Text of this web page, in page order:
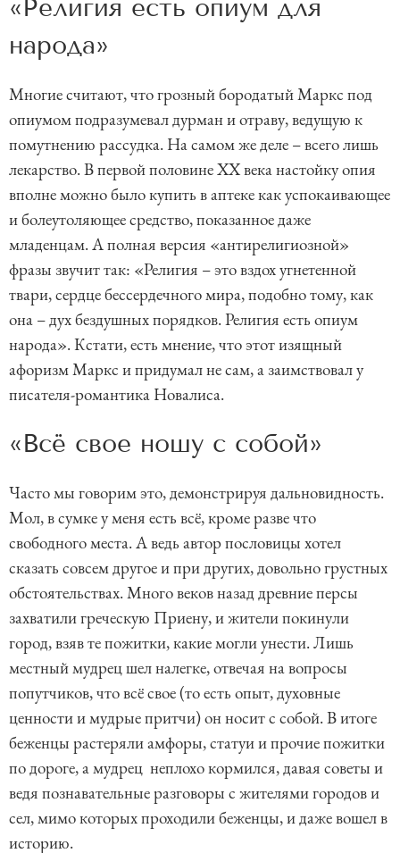
«Религия есть опиум для
народа»
Многие считают, что грозный бородатый Маркс под
опиумом подразумевал дурман и отраву, ведущую к
помутнению рассудка. На самом же деле – всего лишь
лекарство. В первой половине ХХ века настойку опия
вполне можно было купить в аптеке как успокаивающее
и болеутоляющее средство, показанное даже
младенцам. А полная версия «антирелигиозной»
фразы звучит так: «Религия – это вздох угнетенной
твари, сердце бессердечного мира, подобно тому, как
она – дух бездушных порядков. Религия есть опиум
народа». Кстати, есть мнение, что этот изящный
афоризм Маркс и придумал не сам, а заимствовал у
писателя-романтика Новалиса.
«Всё свое ношу с собой»
Часто мы говорим это, демонстрируя дальновидность.
Мол, в сумке у меня есть всё, кроме разве что
свободного места. А ведь автор пословицы хотел
сказать совсем другое и при других, довольно грустных
обстоятельствах. Много веков назад древние персы
захватили греческую Приену, и жители покинули
город, взяв те пожитки, какие могли унести. Лишь
местный мудрец шел налегке, отвечая на вопросы
попутчиков, что всё свое (то есть опыт, духовные
ценности и мудрые притчи) он носит с собой. В итоге
беженцы растеряли амфоры, статуи и прочие пожитки
по дороге, а мудрец неплохо кормился, давая советы и
ведя познавательные разговоры с жителями городов и
сел, мимо которых проходили беженцы, и даже вошел в
историю.